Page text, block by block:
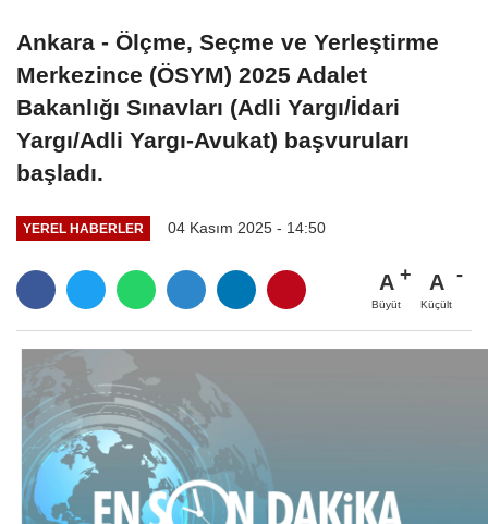
Ankara - Ölçme, Seçme ve Yerleştirme
Merkezince (ÖSYM) 2025 Adalet
Bakanlığı Sınavları (Adli Yargı/İdari
Yargı/Adli Yargı-Avukat) başvuruları
başladı.
YEREL HABERLER 04 Kasım 2025 - 14:50
A
Büyüt
A
Küçült